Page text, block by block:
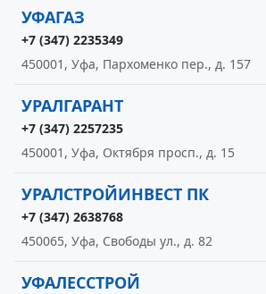
УФАГАЗ
+7 (347) 2235349
450001, Уфа, Пархоменко пер., д. 157
УРАЛГАРАНТ
+7 (347) 2257235
450001, Уфа, Октября просп., д. 15
УРАЛСТРОЙИНВЕСТ ПК
+7 (347) 2638768
450065, Уфа, Свободы ул., д. 82
УФАЛЕССТРОЙ